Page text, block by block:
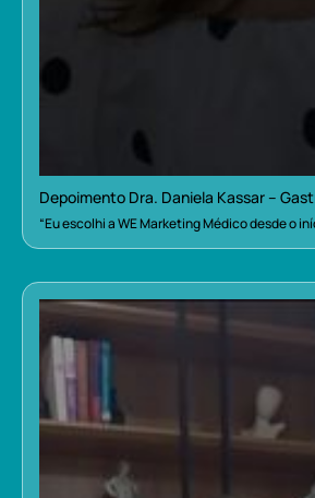
Depoimento Dra. Daniela Kassar –
“Eu escolhi a WE Marketing Médico desde o